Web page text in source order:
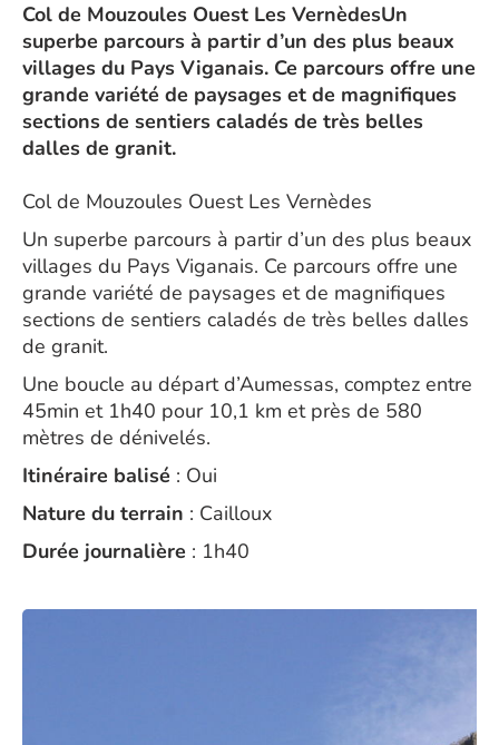
Col de Mouzoules Ouest Les VernèdesUn
superbe parcours à partir d’un des plus beaux
villages du Pays Viganais. Ce parcours offre une
grande variété de paysages et de magnifiques
sections de sentiers caladés de très belles
dalles de granit.
Col de Mouzoules Ouest Les Vernèdes
Un superbe parcours à partir d’un des plus beaux
villages du Pays Viganais. Ce parcours offre une
grande variété de paysages et de magnifiques
sections de sentiers caladés de très belles dalles
de granit.
Une boucle au départ d’Aumessas, comptez entre
45min et 1h40 pour 10,1 km et près de 580
mètres de dénivelés.
Itinéraire balisé : Oui
Nature du terrain : Cailloux
Durée journalière : 1h40